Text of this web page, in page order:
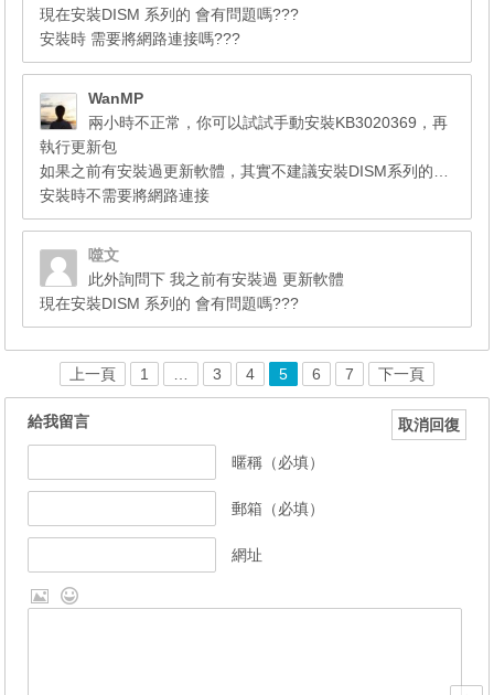
現在安裝DISM 系列的 會有問題嗎???
安裝時 需要將網路連接嗎???
WanMP
兩小時不正常，你可以試試手動安裝KB3020369，再
執行更新包
如果之前有安裝過更新軟體，其實不建議安裝DISM系列的…
安裝時不需要將網路連接
噬文
此外詢問下 我之前有安裝過 更新軟體
現在安裝DISM 系列的 會有問題嗎???
上一頁 1 3 4 5 6 7 下一頁
給我留言 取消回復
暱稱（必填）
郵箱（必填）
網址